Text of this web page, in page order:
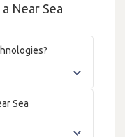
Near Sea
Sea